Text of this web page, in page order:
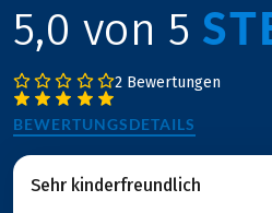
5,0 von 5
2 Bewertungen
BEWERTUNGSDETAILS
Sehr kinderfreundlich